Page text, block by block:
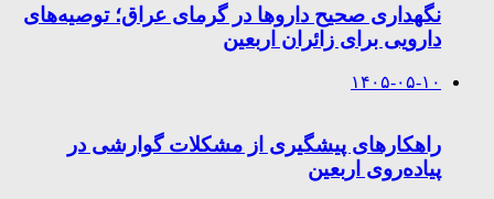
نگهداری صحیح داروها در گرمای عراق؛ توصیه‌های
دارویی برای زائران اربعین
۱۴۰۵-۰۵-۱۰
راهکارهای پیشگیری از مشکلات گوارشی در
پیاده‌روی اربعین